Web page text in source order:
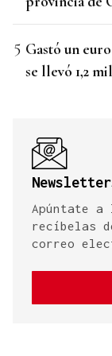
Gastó un
se llevó 1,2
Apúntate
recíbelas
correo